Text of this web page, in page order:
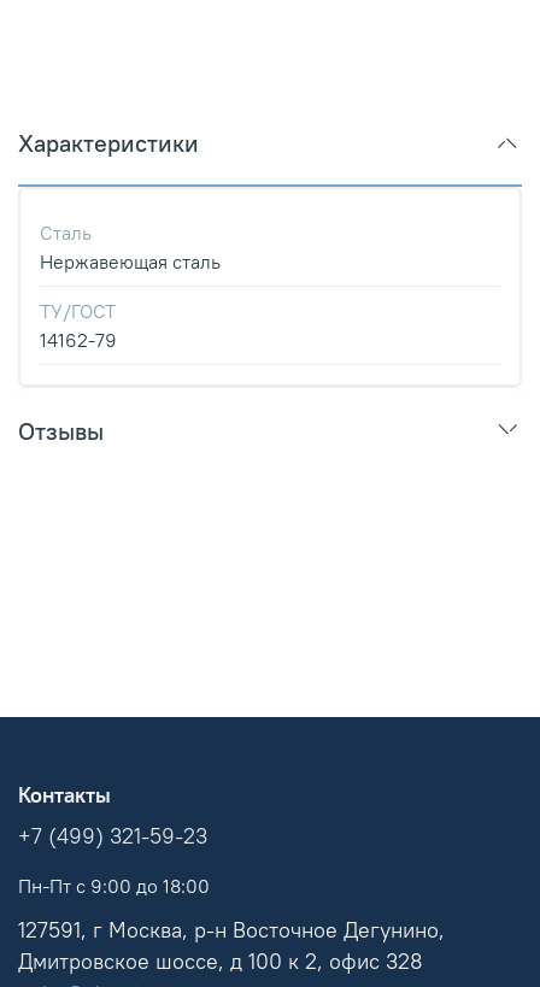
Характеристики
Сталь
Нержавеющая сталь
ТУ/ГОСТ
14162-79
Отзывы
Контакты
+7 (499) 321-59-23
Пн-Пт с 9:00 до 18:00
127591, г Москва, р-н Восточное Дегунино,
Дмитровское шоссе, д 100 к 2, офис 328